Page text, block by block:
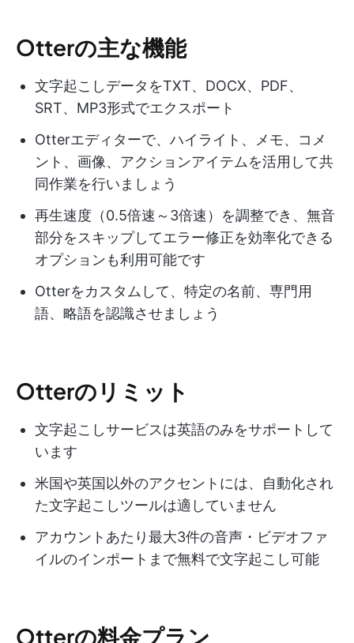
Otterの主な機能
文字起こしデータをTXT、DOCX、PDF、
SRT、MP3形式でエクスポート
Otterエディターで、ハイライト、メモ、コメ
ント、画像、アクションアイテムを活用して共
同作業を行いましょう
再生速度（0.5倍速～3倍速）を調整でき、無音
部分をスキップしてエラー修正を効率化できる
オプションも利用可能です
Otterをカスタムして、特定の名前、専門用
語、略語を認識させましょう
Otterのリミット
文字起こしサービスは英語のみをサポートして
います
米国や英国以外のアクセントには、自動化され
た文字起こしツールは適していません
アカウントあたり最大3件の音声・ビデオファ
イルのインポートまで無料で文字起こし可能
Otterの料金プラン